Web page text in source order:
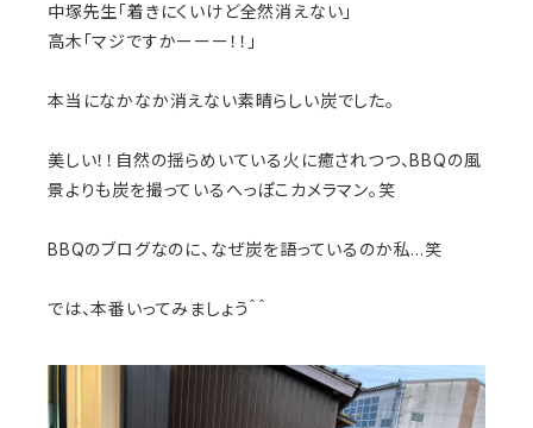
中塚先生「着きにくいけど全然消えない」
高木「マジですかーーー！！」
本当になかなか消えない素晴らしい炭でした。
美しい！！自然の揺らめいている火に癒されつつ、BBQの風
景よりも炭を撮っているへっぽこカメラマン。笑
BBQのブログなのに、なぜ炭を語っているのか私…笑
では、本番いってみましょう＾＾